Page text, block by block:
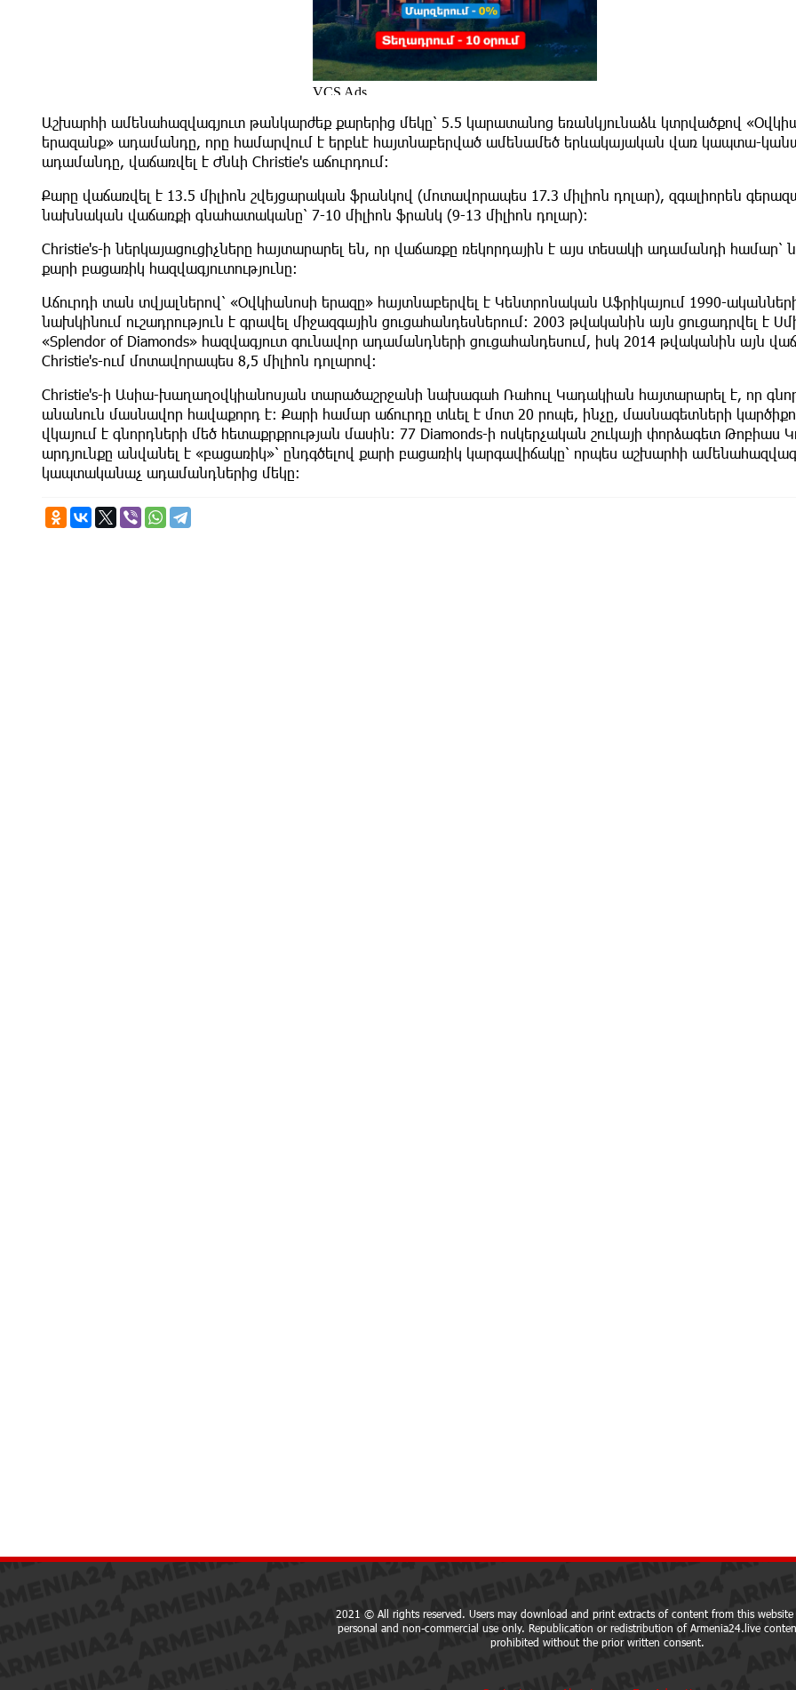
Աշխարհի ամենահազվագյուտ թանկարժեք քարերից մեկը՝ 5.5 կարատանոց եռանկյունաձև կտրվածքով
երազանք» ադամանդը, որը համարվում է երբևէ հայտնաբերված ամենամեծ երևակայական վառ կապտա-
ադամանդը, վաճառվել է Ժնևի Christie's աճուրդում։
Քարը վաճառվել է 13.5 միլիոն շվեյցարական ֆրանկով (մոտավորապես 17.3 միլիոն դոլար), զգալիորեն
նախնական վաճառքի գնահատականը՝ 7-10 միլիոն ֆրանկ (9-13 միլիոն դոլար)։
Christie's-ի ներկայացուցիչները հայտարարել են, որ վաճառքը ռեկորդային է այս տեսակի ադամանդի համար՝
քարի բացառիկ հազվագյուտությունը։
Աճուրդի տան տվյալներով՝ «Օվկիանոսի երազը» հայտնաբերվել է Կենտրոնական Աֆրիկայում 1990-
նախկինում ուշադրություն է գրավել միջազգային ցուցահանդեսներում։ 2003 թվականին այն ցուցադրվել է
«Splendor of Diamonds» հազվագյուտ գունավոր ադամանդների ցուցահանդեսում, իսկ 2014 թվականին այն
Christie's-ում մոտավորապես 8,5 միլիոն դոլարով։
Christie's-ի Ասիա-խաղաղօվկիանոսյան տարածաշրջանի նախագահ Ռահուլ Կադակիան հայտարարել է, որ
անանուն մասնավոր հավաքորդ է։ Քարի համար աճուրդը տևել է մոտ 20 րոպե, ինչը, մասնագետների
վկայում է գնորդների մեծ հետաքրքրության մասին։ 77 Diamonds-ի ոսկերչական շուկայի փորձագետ Թոբիաս
արդյունքը անվանել է «բացառիկ»՝ ընդգծելով քարի բացառիկ կարգավիճակը՝ որպես աշխարհի
կապտականաչ ադամանդներից մեկը։
2021 © All rights reserved. Users may download and print extracts of content from this
personal and non-commercial use only. Republication or redistribution of Armenia24.live
prohibited without the prior written consent.